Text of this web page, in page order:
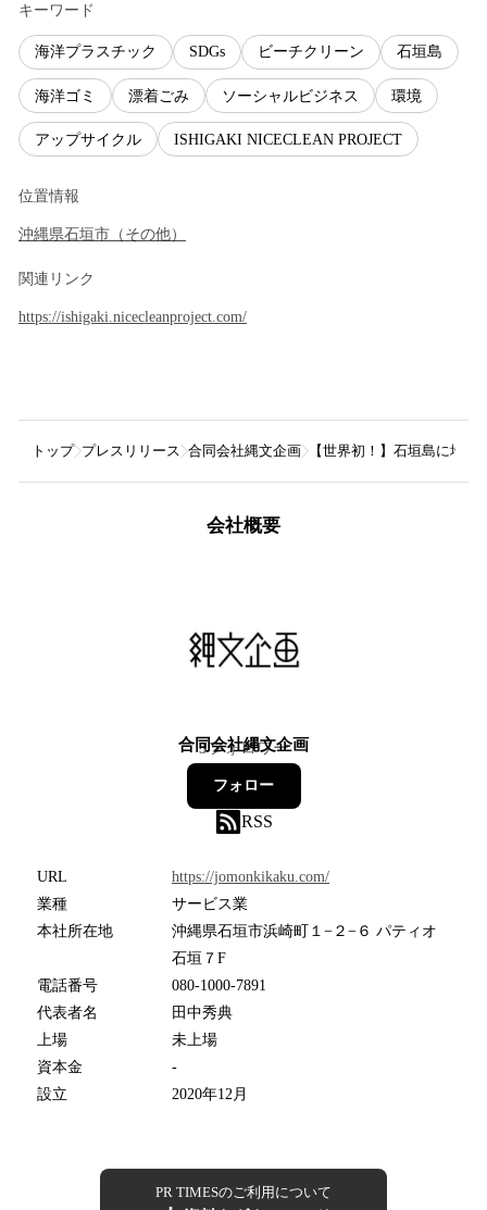
キーワード
海洋プラスチック SDGs ビーチクリーン 石垣島
海洋ゴミ 漂着ごみ ソーシャルビジネス 環境
アップサイクル ISHIGAKI NICECLEAN PROJECT
位置情報
沖縄県石垣市 （ その他）
関連リンク
https://ishigaki.nicecleanproject.com/
トップ プレスリリース 合同会社縄文企画 【世界初！】石垣島に地
会社概要
合同会社縄文企画
3フォロワー
フォロー
RSS
URL
https://jomonkikaku.com/
業種
サービス業
本社所在地
沖縄県石垣市浜崎町１−２−６ パティオ
石垣７F
電話番号
080-1000-7891
代表者名
田中秀典
上場
未上場
資本金
-
設立
2020年12月
PR TIMESのご利用について